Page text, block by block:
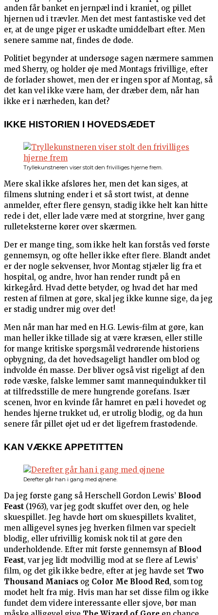
anden får banket en jernpæl ind i kraniet, og pillet
hjernen ud i trævler. Men det mest fantastiske ved det
er, at de unge piger er uskadte umiddelbart efter. Men
senere samme nat, findes de døde.
Politiet begynder at undersøge sagen nærmere sammen
med Sherry, og holder øje med Montags frivillige, efter
de forlader showet, men der er ingen spor af Montag, så
det kan vel ikke være ham, der dræber dem, når han
ikke er i nærheden, kan det?
IKKE HISTORIEN I HOVEDSÆDET
Tryllekunstneren viser stolt den frivilliges hjerne frem.
Mere skal ikke afsløres her, men det kan siges, at
filmens slutning ender i et så stort twist, at denne
anmelder, efter flere gensyn, stadig ikke helt kan hitte
rede i det, eller lade være med at storgrine, hver gang
rulleteksterne kører over skærmen.
Der er mange ting, som ikke helt kan forstås ved første
gennemsyn, og ofte heller ikke efter flere. Blandt andet
er der nogle sekvenser, hvor Montag stjæler lig fra et
hospital, og andre, hvor han render rundt på en
kirkegård. Hvad dette betyder, og hvad det har med
resten af filmen at gøre, skal jeg ikke kunne sige, da jeg
er stadig undrer mig over det!
Men når man har med en H.G. Lewis-film at gøre, kan
man heller ikke tillade sig at være kræsen, eller stille
for mange kritiske spørgsmål vedrørende historiens
opbygning, da det hovedsageligt handler om blod og
indvolde én masse. Der bliver også vist rigeligt af den
røde væske, falske lemmer samt mannequindukker til
at tilfredsstille de mere hungrende gorefans. Især
scenen, hvor en kvinde får hamret en pæl i hovedet og
hendes hjerne trukket ud, er utrolig blodig, og da hun
senere får pillet øjet ud er det ligefrem frastødende.
KAN VÆKKE APPETITTEN
Derefter går han i gang med øjnene.
Da jeg første gang så Herschell Gordon Lewis’ Blood
Feast (1963), var jeg godt skuffet over den, og hele
skuespillet. Jeg havde hørt om skuespillets kvalitet,
men alligevel synes jeg hverken filmen var specielt
blodig, eller ufrivillig komisk nok til at gøre den
underholdende. Efter mit første gennemsyn af Blood
Feast, var jeg lidt modvillig mod at se flere af Lewis’
film, og det gik ikke bedre, efter at jeg havde set Two
Thousand Maniacs og Color Me Blood Red, som tog
modet helt fra mig. Hvis man har set disse film og ikke
fundet dem videre interessante eller sjove, bør man